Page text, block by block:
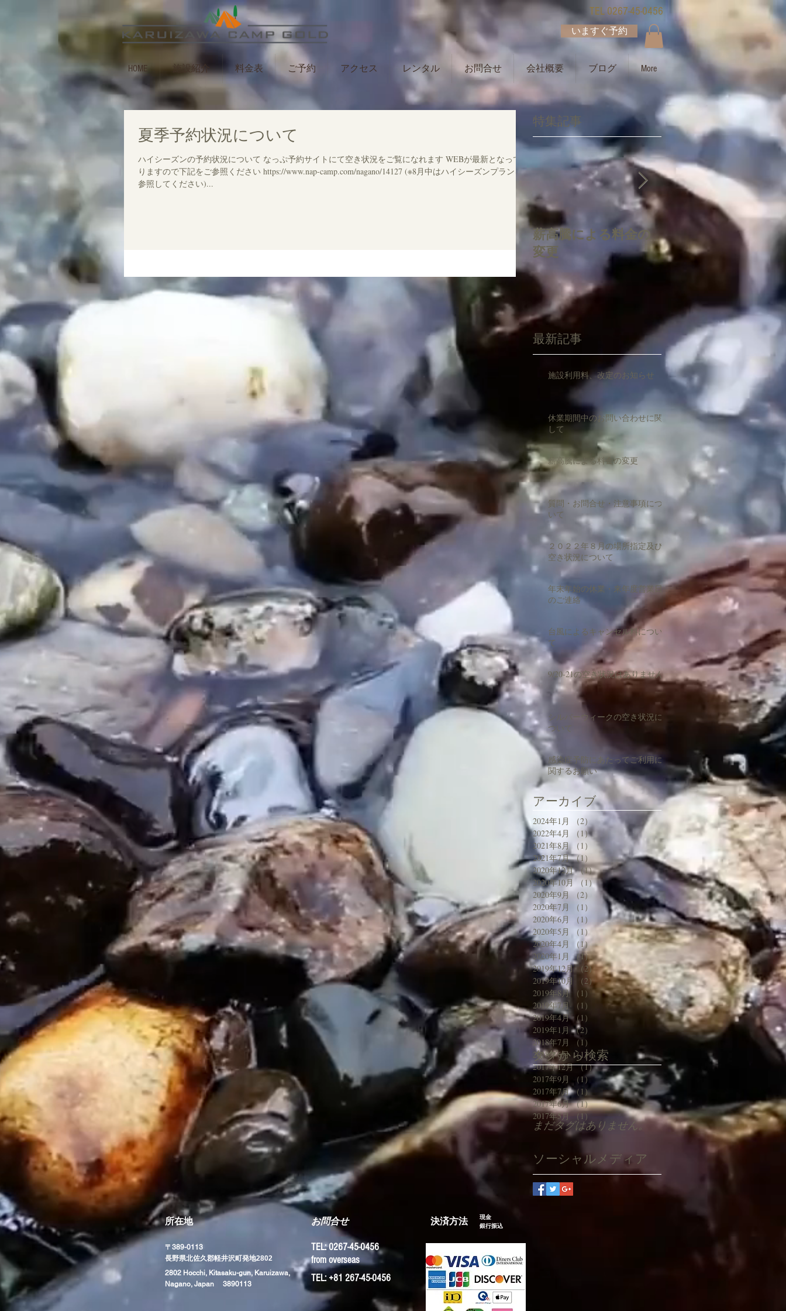
TEL 0267-45-0456
いますぐ予約
HOME 施設紹介 料金表 ご予約 アクセス レンタル お問合せ 会社概要 ブログ More
夏季予約状況について
ハイシーズンの予約状況について なっぷ予約サイトにて空き状況をご覧になれます WEBが最新となってお
りますので下記をご参照ください https://www.nap-camp.com/nagano/14127 (※8月中はハイシーズンプランを
参照してください)...
特集記事
薪高騰による料金の
変更
質問・お問合せ・注
意事項について
最新記事
施設利用料、改定のお知らせ
休業期間中のお問い合わせに関
して
薪高騰による料金の変更
質問・お問合せ・注意事項につ
いて
２０２２年８月の場所指定及び
空き状況について
年末年始の休業・来年度営業日
のご連絡
台風によるキャンセル料につい
て
9/20-21の空き状況はありません
シルバーウィークの空き状況に
ついて
感染症予防にあたってご利用に
関するお願い
アーカイブ
2024年1月 （2）2件の記事
2022年4月
（1）1件の記事
2021年8月
（1）
1件の記事
2021年7月 （1）
1件の記事
2020年12月 （1）1件の記事
2020年10月 （1）1件の記事
2020年9月 （2）
2件の記事
2020年7月
（1）
1件の記事
2020年6月
（1）
1件の記事
2020年5月
（1）
1件の記事
2020年4月
（1）1件の記事
2020年1月 （1）1件の記事
2019年12月 （2）2件の記事
2019年10月
（2）2件の記事
2019年8月
（1） 1件の記事
2019年7月
（1）
1件の記事
2019年4月 （1）
1件の記事
2019年1月 （2）
2018年7月
（1）
2018年6月 （1）1件の記事
2017年12月 （1）1件の記事
2017年9月
（1）1件の記事
2017年7月 （1）
1件の記事
2017年6月 （1）1件の記事
2017年5月 （1）1件の記事
タグから検索
まだタグはありません。
ソーシャルメディア
所在地
〒389-0113
​長野県北佐久郡軽井沢町発地2802
2802 Hocchi, Kitasaku-gun, Karuizawa,
Nagano, Japan 3890113
お問合せ
TEL: 0267-45-0456
TEL: +81 267-45-0456
from overseas
​決済方法
現金
​銀行振込